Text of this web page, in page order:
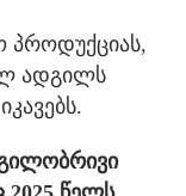
პროდუქციას,
ადგილს